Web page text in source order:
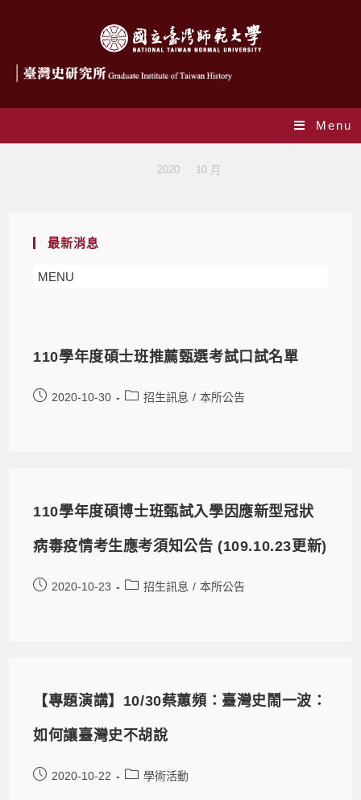
Menu
2020 10 月
最新消息
MENU
110學年度碩士班推薦甄選考試口試名單
2020-10-30 招生訊息 / 本所公告
110學年度碩博士班甄試入學因應新型冠狀
病毒疫情考生應考須知公告 (109.10.23更新)
2020-10-23 招生訊息 / 本所公告
【專題演講】10/30蔡蕙頻：臺灣史鬧一波：
如何讓臺灣史不胡說
2020-10-22 學術活動